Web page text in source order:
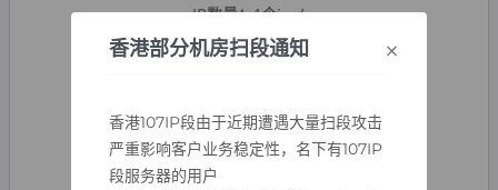
IP数量：1个ipv4
上行带宽：30Mbps
防御：100GDDOS+
金盾CC
西安电信数据中心
香港部分机房扫段通知
香港107IP段由于近期遭遇大量扫段攻击
严重影响客户业务稳定性，名下有107IP
段服务器的用户
×